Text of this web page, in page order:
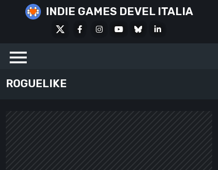
INDIE GAMES DEVEL ITALIA
FacebookInstagramYoutubeBlueskyLinkedIn
ROGUELIKE